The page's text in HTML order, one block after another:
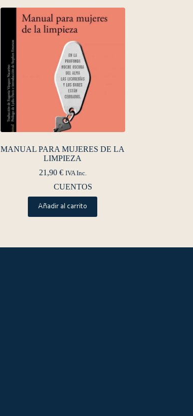
MANUAL PARA MUJERES DE LA
LIMPIEZA
21,90 € IVA Inc.
CUENTOS
Añadir al carrito